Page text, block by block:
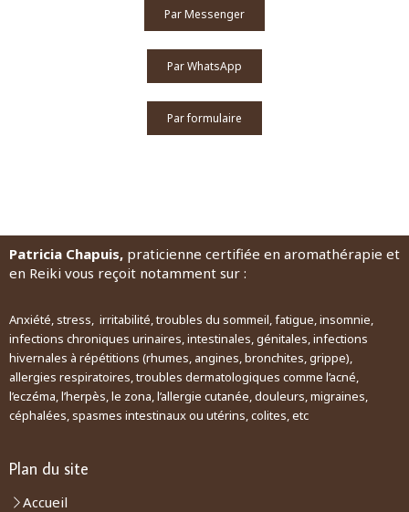
Par Messenger
Par WhatsApp
Par formulaire
Patricia Chapuis, praticienne certifiée en aromathérapie et
en Reiki vous reçoit notamment sur :
Anxiété, stress, irritabilité, troubles du sommeil, fatigue, insomnie,
infections chroniques urinaires, intestinales, génitales, infections
hivernales à répétitions (rhumes, angines, bronchites, grippe),
allergies respiratoires, troubles dermatologiques comme l’acné,
l’eczéma, l’herpès, le zona, l’allergie cutanée, douleurs, migraines,
céphalées, spasmes intestinaux ou utérins, colites, etc
Plan du site
Accueil